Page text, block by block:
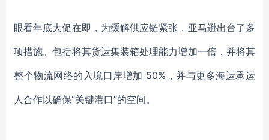
眼看年底大促在即，为缓解供应链紧张，亚马逊出台了多
项措施。包括将其货运集装箱处理能力增加一倍，并将其
整个物流网络的入境口岸增加 50%，并与更多海运承运
人合作以确保“关键港口”的空间。